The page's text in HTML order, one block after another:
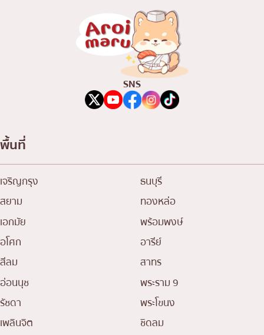
SNS
พื้นที่
เจริญกรุง
ธนบุรี
สยาม
ทองหล่อ
เอกมัย
พร้อมพงษ์
อโศก
อารีย์
สีลม
สาทร
อ่อนนุช
พระราม 9
รัชดา
พระโขนง
เพลินจิต
ชิดลม